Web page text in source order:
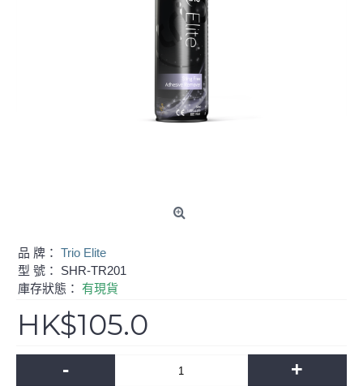
品 牌： Trio Elite
型 號： SHR-TR201
庫存狀態： 有現貨
HK$105.0
- +